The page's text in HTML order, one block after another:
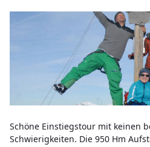
Schöne Einstiegstour mit keinen
Schwierigkeiten. Die 950 Hm